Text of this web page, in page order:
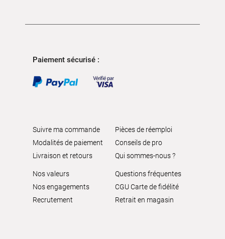
Paiement sécurisé :
Suivre ma commande
Modalités de paiement
Livraison et retours
Pièces de réemploi
Conseils de pro
Qui sommes-nous ?
Nos valeurs
Nos engagements
Recrutement
Questions fréquentes
CGU Carte de fidélité
Retrait en magasin